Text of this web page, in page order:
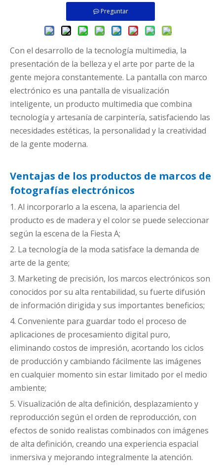
Preguntar
Con el desarrollo de la tecnología multimedia, la
presentación de la belleza y el arte por parte de la
gente mejora constantemente. La pantalla con marco
electrónico es una pantalla de visualización
inteligente, un producto multimedia que combina
tecnología y artesanía de carpintería, satisfaciendo las
necesidades estéticas, la personalidad y la creatividad
de la gente moderna.
Ventajas de los productos de marcos de
fotografías electrónicos
1. Al incorporarlo a la escena, la apariencia del
producto es de madera y el color se puede seleccionar
según la escena de la Fiesta A;
2. La tecnología de la moda satisface la demanda de
arte de la gente;
3. Marketing de precisión, los marcos electrónicos son
conocidos por su alta rentabilidad, su fuerte difusión
de información dirigida y sus importantes beneficios;
4. Conveniente para guardar todo el proceso de
aplicaciones de procesamiento digital puro,
eliminando costos de impresión, acortando los ciclos
de producción y cambiando fácilmente las imágenes
en cualquier momento sin estar limitado por el medio
ambiente;
5. Visualización de alta definición, desplazamiento y
reproducción según el orden de reproducción, con
efectos de sonido realistas combinados con imágenes
de alta definición, creando una experiencia espacial
inmersiva y mejorando integralmente la atención.